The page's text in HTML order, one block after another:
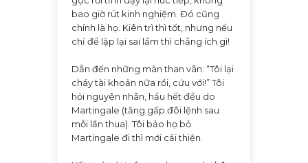
bao giờ rút kinh nghiệm. Đó cũng
chính là họ. Kiên trì thì tốt, nhưng nếu
chỉ để lặp lại sai lầm thì chẳng ích gì!
Dẫn đến những màn than vãn: “Tôi lại
cháy tài khoản nữa rồi, cứu với!” Tôi
hỏi nguyên nhân, hầu hết đều do
Martingale (tăng gấp đôi lệnh sau
mỗi lần thua). Tôi bảo họ bỏ
Martingale đi thì mới cải thiện.